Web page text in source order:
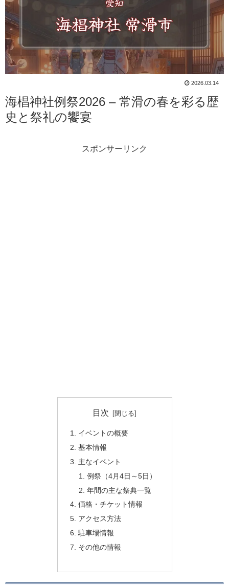
2026.03.14
海椙神社例祭2026 – 常滑の春を彩る歴
史と祭礼の饗宴
スポンサーリンク
目次
イベントの概要
基本情報
主なイベント
例祭（4月4日～5日）
年間の主な祭典一覧
価格・チケット情報
アクセス方法
駐車場情報
その他の情報